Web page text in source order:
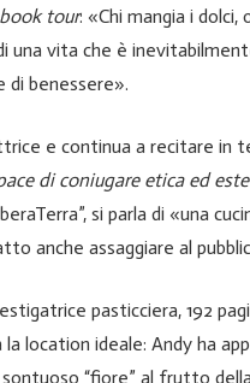
tour: «Chi mangia i
una vita che è
di benessere».
e continua a recitare in
di coniugare etica ed
si parla di «una
anche assaggiare al
pasticciera, 192
la location ideale: Andy ha
“fiore” al frutto